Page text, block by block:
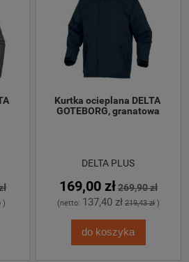
)
Kurtka ocieplana DELTA
GOTEBORG, granatowa
DELTA PLUS
169,00 zł269,90 zł
(netto: 137,40 zł 219,43 zł)
do koszyka